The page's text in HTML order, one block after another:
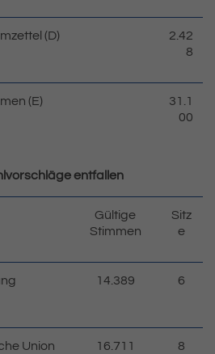
(D)
2.42
8
(E)
31.1
00
entfallen
Gültige
Stimmen
Sitz
e
14.389 6
Union
16.711 8